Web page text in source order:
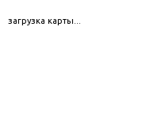
загрузка карты...